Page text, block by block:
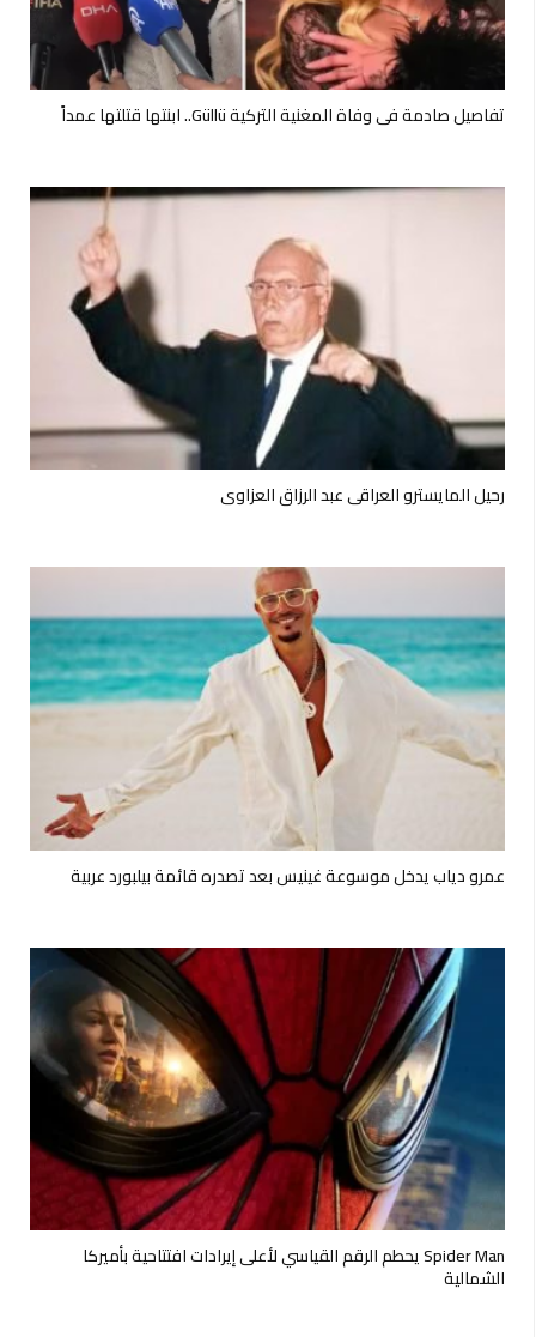
تفاصيل صادمة في وفاة المغنية التركية Güllü.. ابنتها قتلتها عمداً
رحيل المايسترو العراقي عبد الرزاق العزاوي
عمرو دياب يدخل موسوعة غينيس بعد تصدره قائمة بيلبورد عربية
Spider Man يحطم الرقم القياسي لأعلى إيرادات افتتاحية بأميركا
الشمالية